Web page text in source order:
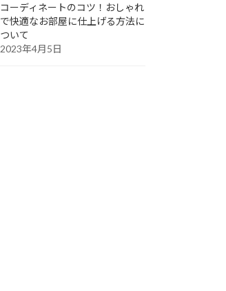
コーディネートのコツ！おしゃれ
で快適なお部屋に仕上げる方法に
ついて
2023年4月5日